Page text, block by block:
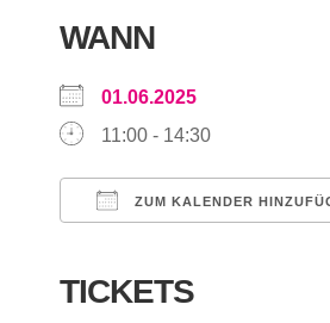
WANN
01.06.2025
11:00 - 14:30
ZUM KALENDER
TICKETS